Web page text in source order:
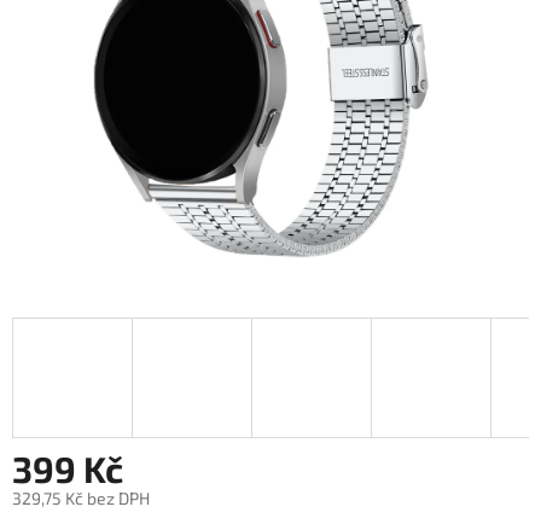
399 Kč
329,75 Kč bez DPH